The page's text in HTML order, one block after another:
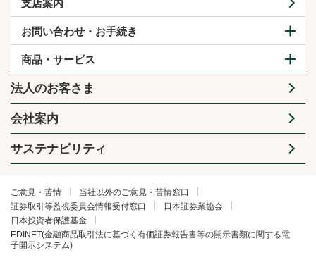
支店案内
お問い合わせ・お手続き
商品・サービス
法人のお客さま
会社案内
サステナビリティ
ご意見・苦情
当社以外のご意見・苦情窓口
証券取引等監視委員会情報受付窓口
日本証券業協会
日本投資者保護基金
EDINET(金融商品取引法に基づく有価証券報告書等の開示書類に関する電
子開示システム)